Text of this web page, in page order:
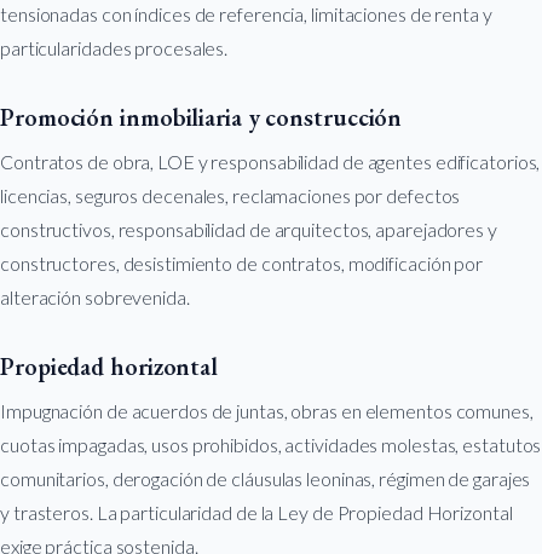
tensionadas con índices de referencia, limitaciones de renta y
particularidades procesales.
Promoción inmobiliaria y construcción
Contratos de obra, LOE y responsabilidad de agentes edificatorios,
licencias, seguros decenales, reclamaciones por defectos
constructivos, responsabilidad de arquitectos, aparejadores y
constructores, desistimiento de contratos, modificación por
alteración sobrevenida.
Propiedad horizontal
Impugnación de acuerdos de juntas, obras en elementos comunes,
cuotas impagadas, usos prohibidos, actividades molestas, estatutos
comunitarios, derogación de cláusulas leoninas, régimen de garajes
y trasteros. La particularidad de la Ley de Propiedad Horizontal
exige práctica sostenida.